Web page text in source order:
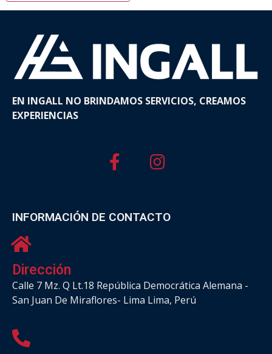
EN INGALL NO BRINDAMOS SERVICIOS, CREAMOS
EXPERIENCIAS
INFORMACIÓN DE CONTACTO
Dirección
Calle 7 Mz. Q Lt.18 República Democrática Alemana -
San Juan De Miraflores- Lima Lima, Perú